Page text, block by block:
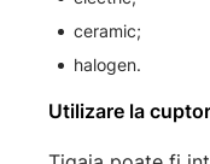
ceramic;
halogen.
Utilizare la cuptor